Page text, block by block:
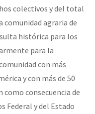
colectivos y del total
comunidad agraria de
histórica para los
para la
con más
y con más de 50
consecuencia de
Federal y del Estado